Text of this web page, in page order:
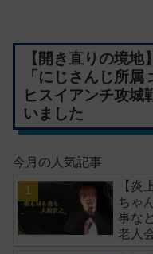
【開き直りの境
「にじさんじ所
ヒスイアンチ攻城
いました
今月の人気記事
【炎
ちゃ
事な
老人